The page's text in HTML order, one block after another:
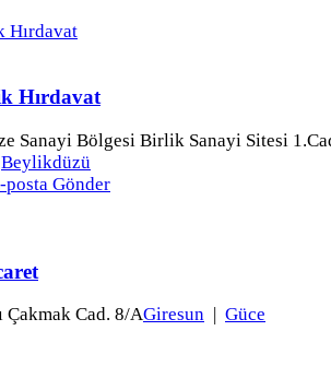
Hırdavat
Sanayi Bölgesi Birlik Sanayi Sitesi
Beylikdüzü
posta Gönder
Çakmak Cad. 8/AGiresun Güce